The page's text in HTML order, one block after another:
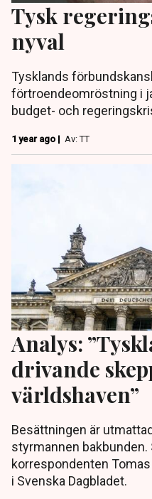
Tysk
nyval
Tysklands
förtroendeomröstning i
budget- och
1 year ago | Av: TT
Analys:
drivande
världshaven”
Besättningen är
styrmannen
korrespondenten
i Svenska Dagbladet.